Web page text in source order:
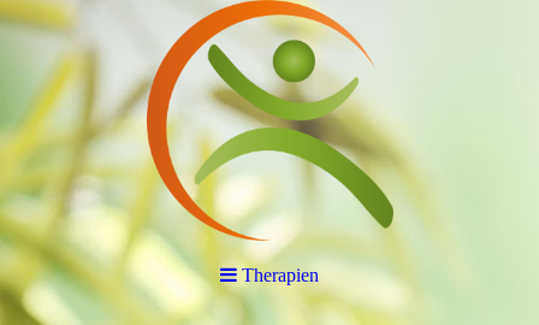
Therapien